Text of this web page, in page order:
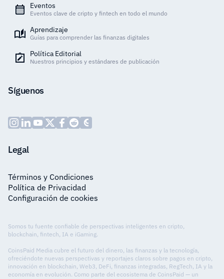
Eventos
Eventos clave de cripto y fintech en todo el mundo
Aprendizaje
Guías para comprender las finanzas digitales
Política Editorial
Nuestros principios y estándares de publicación
Síguenos
Legal
Términos y Condiciones
Política de Privacidad
Configuración de cookies
Somos tu fuente confiable de perspectivas inteligentes en cripto,
blockchain, fintech, IA e iGaming.
CoinsPaid Media cubre el futuro del dinero, las finanzas y la tecnología,
ofreciéndote nuevas perspectivas y reportajes claros sobre pagos en cripto,
innovación en blockchain, Web3, DeFi, finanzas integradas, RegTech, IA y la
economía en evolución. Como parte del ecosistema de CoinsPaid — un